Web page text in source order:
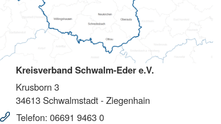
Kreisverband Schwalm-Eder e.V.
Krusborn 3
34613 Schwalmstadt - Ziegenhain
Telefon: 06691 9463 0